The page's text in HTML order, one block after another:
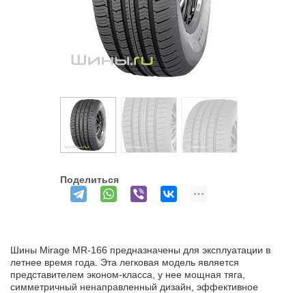
Поделиться
Шины Mirage MR-166 предназначены для эксплуатации в
летнее время года. Эта легковая модель является
представителем эконом-класса, у нее мощная тяга,
симметричный ненаправленный дизайн, эффективное